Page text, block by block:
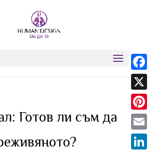
Готов ли съм да
X
Email